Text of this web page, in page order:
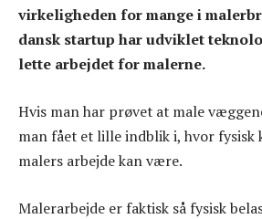
virkeligheden for mange i
dansk startup har udviklet
lette arbejdet for malerne.
Hvis man har prøvet at male
man fået et lille indblik i, hvor fysisk
malers arbejde kan være.
Malerarbejde er faktisk så fysisk